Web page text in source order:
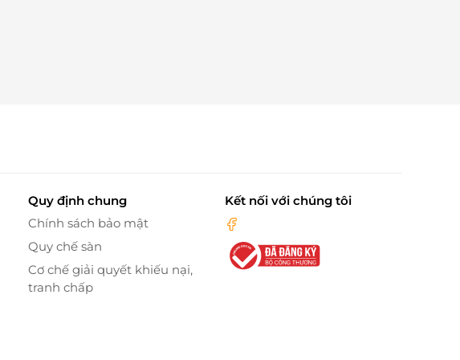
Quy định chung
Chính sách bảo mật
Quy chế sàn
Cơ chế giải quyết khiếu nại,
tranh chấp
Kết nối với chúng tôi